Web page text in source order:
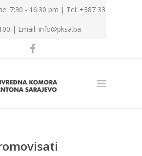
7:30 - 16:30 pm | Tel: +387 33
| Email: info@pksa.ba